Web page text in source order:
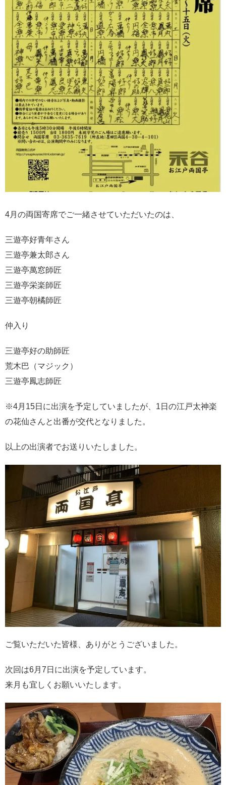
4月の両国寄席でご一緒させていただいたのは、
三遊亭好青年さん
三遊亭兼太郎さん
三遊亭萬窓師匠
三遊亭栄楽師匠
三遊亭朝橘師匠
仲入り
三遊亭好の助師匠
荒木巴（マジック）
三遊亭鳳志師匠
※4月15日に出演を予定していましたが、1日の江戸太神楽
の花仙さんと出番が交代となりました。
以上の出演者でお送りいたしました。
ご覧いただいた皆様、ありがとうございました。
次回は6月7日に出演を予定しています。
来月も宜しくお願いいたします。